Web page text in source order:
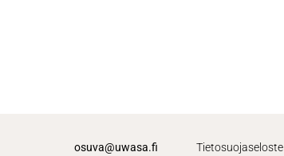
osuva@uwasa.fi Tietosuojaseloste